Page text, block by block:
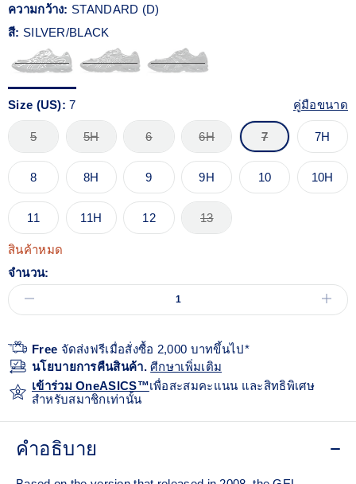
ความกว้าง: STANDARD (D)
สี: SILVER/BLACK
Size (US):7 คู่มือขนาด
5 5H 6 6H 7 7H
8 8H 9 9H 10 10H
11 11H 12 13
สินค้าหมด
จำนวน:
Free จัดส่งฟรีเมื่อสั่งซื้อ 2,000 บาทขึ้นไป*
นโยบายการคืนสินค้า.ศีกษาเพิ่มเติม
เข้าร่วม OneASICS™เพื่อสะสมคะแนน และสิทธิพิเศษ
สำหรับสมาชิกเท่านั้น
คำอธิบาย